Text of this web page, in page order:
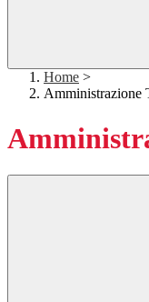
Home >
Amministrazione